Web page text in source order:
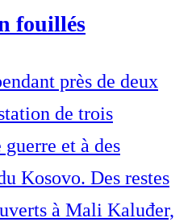
fouillés
près de deux
de trois
guerre et à des
Kosovo. Des restes
à Mali Kaluđer,